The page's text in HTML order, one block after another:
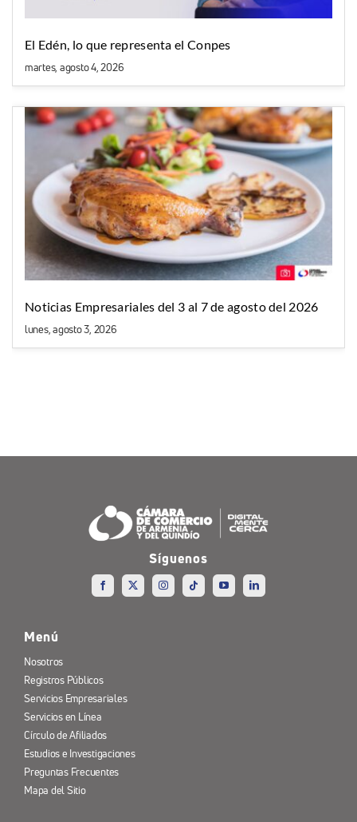
El Edén, lo que representa el Conpes
martes, agosto 4, 2026
Noticias Empresariales del 3 al 7 de agosto del 2026
lunes, agosto 3, 2026
Síguenos
Menú
Nosotros
Registros Públicos
Servicios Empresariales
Servicios en Línea
Círculo de Afiliados
Estudios e Investigaciones
Preguntas Frecuentes
Mapa del Sitio